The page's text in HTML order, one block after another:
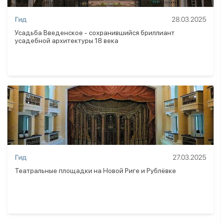
Гид
28.03.2025
Усадьба Введенское - сохранившийся бриллиант
усадебной архитектуры 18 века
Гид
27.03.2025
Театральные площадки на Новой Риге и Рублёвке